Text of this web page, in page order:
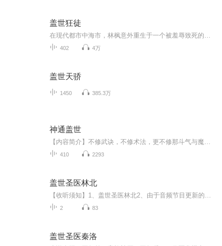
盖世狂徒
402 4万
盖世天骄
1450 385.3万
神通盖世
410 2293
盖世圣医林北
2 83
盖世圣医秦洛